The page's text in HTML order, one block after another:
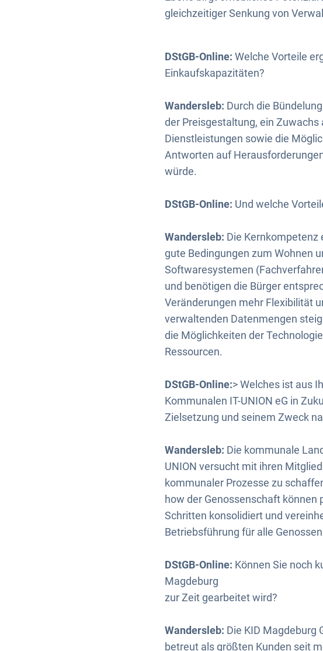
gleichzeitiger Senkung von
DStGB-Online: Welche Vorteile
Einkaufskapazitäten?
Wandersleb: Durch die
der Preisgestaltung, ein Zuwachs
Dienstleistungen sowie die
Antworten auf
würde.
DStGB-Online: Und welche
Wandersleb: Die Kernkompetenz
gute Bedingungen zum Wohnen
Softwaresystemen
und benötigen die Bürger
Veränderungen mehr Flexibilität
verwaltenden Datenmengen
die Möglichkeiten der
Ressourcen.
DStGB-Online:> Welches ist aus
Kommunalen IT-UNION eG in
Zielsetzung und seinem Zweck
Wandersleb: Die kommunale
UNION versucht mit ihren
kommunaler Prozesse zu
how der Genossenschaft
Schritten konsolidiert und
Betriebsführung für alle
DStGB-Online: Können Sie noch
Magdeburg
zur Zeit gearbeitet wird?
Wandersleb: Die KID Magdeburg
betreut als größten Kunden seit